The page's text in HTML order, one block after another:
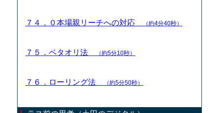
７４．０本場親リーチへの対応 （約4分40秒）
７５．ベタオリ法 （約5分10秒）
７６．ローリング法 （約5分50秒）